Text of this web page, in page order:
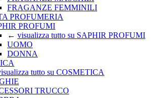
FRAGANZE FEMMINILI
PROFUMERIA
PROFUMI
← visualizza tutto su SAPHIR PROFUMI
UOMO
DONNA
tutto su COSMETICA
TRUCCO